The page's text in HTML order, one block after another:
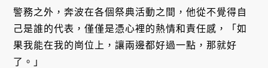
警務之外，奔波在各個祭典活動之間，他從不覺得自
己是誰的代表，僅僅是憑心裡的熱情和責任感，「如
果我能在我的崗位上，讓兩邊都好過一點，那就好
了。」